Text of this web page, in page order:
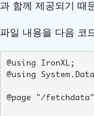
과 함께 제공되기 때
파일 내용을 다음 코
@using IronXL;
@using
@page "/fetchdata"